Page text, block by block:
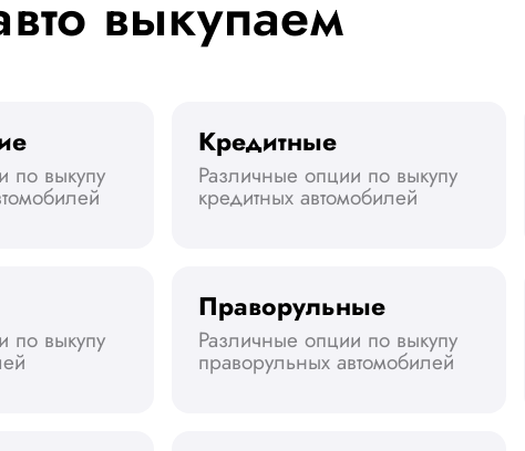
выкупаем
по выкупу
Кредитные
Различные опции по выкупу
кредитных автомобилей
по выкупу
Праворульные
Различные опции по выкупу
праворульных автомобилей